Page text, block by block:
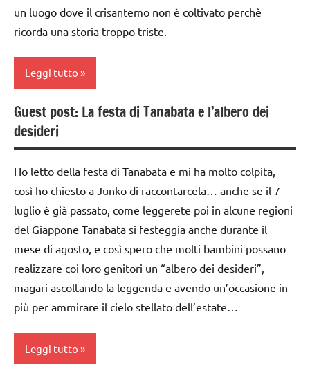
un luogo dove il crisantemo non è coltivato perchè
ricorda una storia troppo triste.
Leggi tutto
dai
6
anni
GEOGRAFIA
LINGUAGGIO
racconti
ARGOMENTI
PER ETA'
ARTICOLI
Guest post: La festa di Tanabata e l’albero dei
desideri
Ho letto della festa di Tanabata e mi ha molto colpita,
così ho chiesto a Junko di raccontarcela… anche se il 7
luglio è già passato, come leggerete poi in alcune regioni
del Giappone Tanabata si festeggia anche durante il
mese di agosto, e così spero che molti bambini possano
realizzare coi loro genitori un “albero dei desideri”,
magari ascoltando la leggenda e avendo un’occasione in
più per ammirare il cielo stellato dell’estate…
Leggi tutto